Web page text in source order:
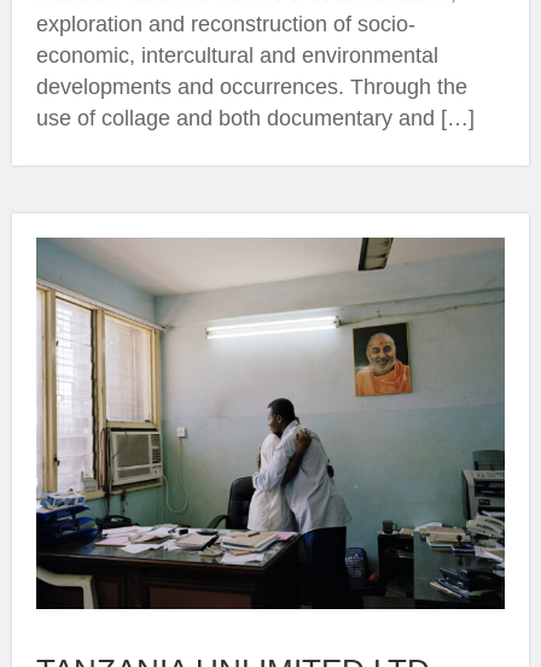
exploration and reconstruction of socio-
economic, intercultural and environmental
developments and occurrences. Through the
use of collage and both documentary and […]